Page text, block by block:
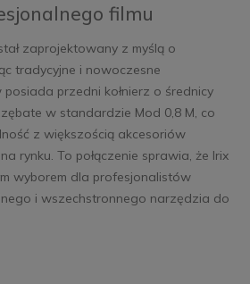
filmu
zaprojektowany z myślą o
tradycyjne i nowoczesne
przedni kołnierz o średnicy
w standardzie Mod 0,8 M, co
z większością akcesoriów
rynku. To połączenie sprawia, że Irix
wyborem dla profesjonalistów
i wszechstronnego narzędzia do